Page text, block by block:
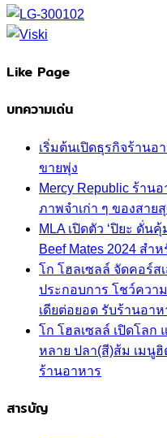
Like Page
บทความเด่น
เริ่มต้นเปิดธุรกิจร้านอ
ขายพุ่ง
Mercy Republic ร้าน
ภาพจำเก่า ๆ ของสาย
MLA เปิดตัว ‘ปิยะ ดั่น
Beef Mates 2024 สำ
โก โฮลเซลล์ จัดคอร์
ประกอบการ โชว์ควา
เดียต่อยอด รับร้านอา
โก โฮลเซลล์ เปิดโลก
หลาย ปลา(สี)ส้ม เมนู
ร้านอาหาร
สารบัญ